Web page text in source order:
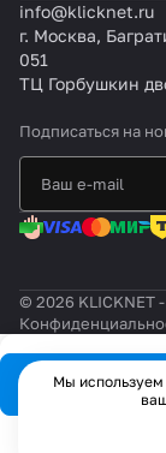
info@klicknet.ru
г. Москва,
051
ТЦ Горбушкин
Подписаться на
© 2026 KLICKNET
Мы